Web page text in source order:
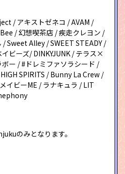
/ アキストゼネコ / AVAM /
/ 幻想喫茶店 / 疾走クレヨン /
Sweet Alley / SWEET STEADY /
ビーズ/ DINKYJUNK / テラス×
ー / #ドレミファソラシード /
SPIRITS / Bunny La Crew /
イビーME / ラナキュラ / LIT
のみとなります。